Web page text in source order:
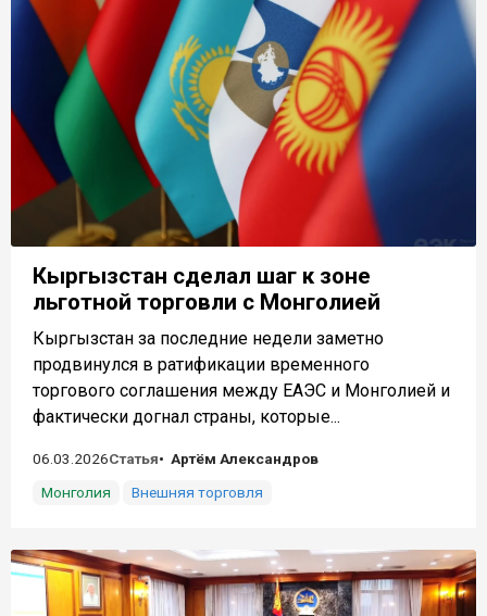
Кыргызстан сделал шаг к зоне
льготной торговли с Монголией
Кыргызстан за последние недели заметно
продвинулся в ратификации временного
торгового соглашения между ЕАЭС и Монголией и
фактически догнал страны, которые...
06.03.2026Статья
Артём Александров
Монголия
Внешняя торговля